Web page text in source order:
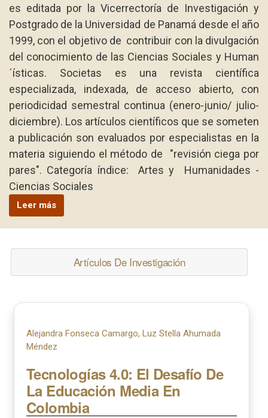
es editada por la Vicerrectoría de Investigación y
Postgrado de la Universidad de Panamá desde el año
1999, con el objetivo de contribuir con la divulgación
del conocimiento de las Ciencias Sociales y Human
´ísticas. Societas es una revista científica
especializada, indexada, de acceso abierto, con
periodicidad semestral continua (enero-junio/ julio-
diciembre). Los artículos científicos que se someten
a publicación son evaluados por especialistas en la
materia siguiendo el método de "revisión ciega por
pares". Categoría índice: Artes y Humanidades -
Ciencias Sociales
Leer más
Artículos De Investigación
Alejandra Fonseca Camargo, Luz Stella Ahumada
Méndez
Tecnologías 4.0: El Desafío De
La Educación Media En
Colombia